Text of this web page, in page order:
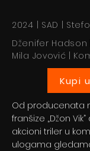
2024 | SAD |
Dženifer Hadson
Mila Jovović |
Kupi
Od producenata
franšize „Džon
akcioni triler u
ulogama